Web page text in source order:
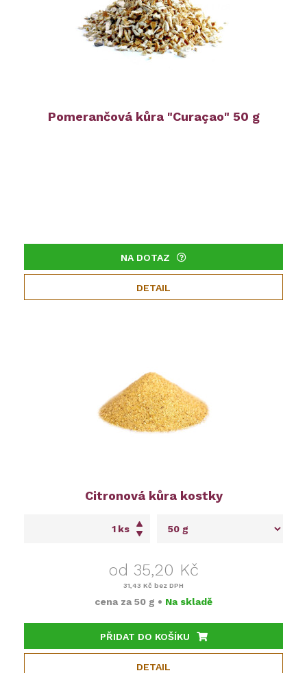
Pomerančová kůra "Curaçao" 50 g
NA DOTAZ
DETAIL
Citronová kůra kostky
ks
od 35,20 Kč
31,43 Kč bez DPH
cena za 50 g • Na skladě
PŘIDAT DO KOŠÍKU
DETAIL